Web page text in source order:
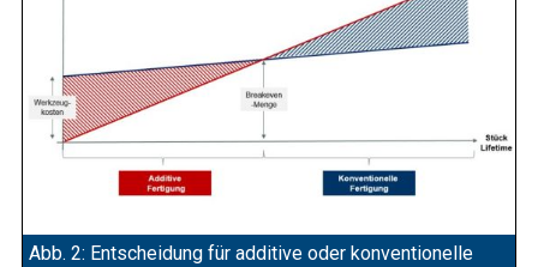
Abb. 2: Entscheidung für additive oder konventionelle